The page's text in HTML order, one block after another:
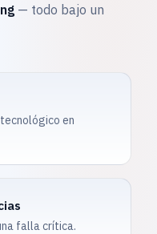
— todo bajo un
en
falla crítica.